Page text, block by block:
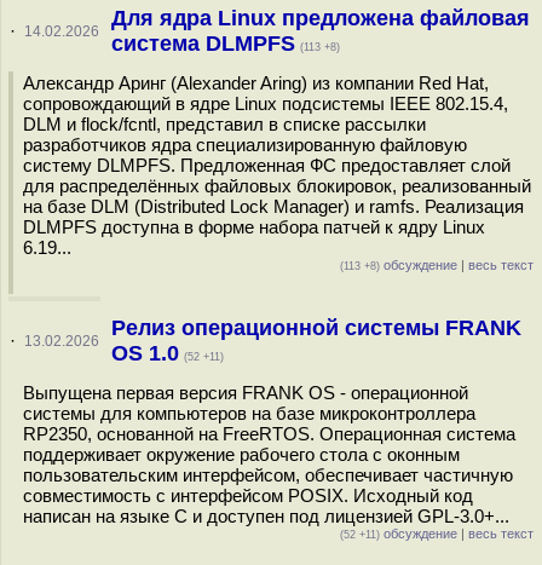
· 14.02.2026
Для ядра Linux предложена файловая
система DLMPFS (113 +8)
Александр Аринг (Alexander Aring) из компании Red Hat,
сопровождающий в ядре Linux подсистемы IEEE 802.15.4,
DLM и flock/fcntl, представил в списке рассылки
разработчиков ядра специализированную файловую
систему DLMPFS. Предложенная ФС предоставляет слой
для распределённых файловых блокировок, реализованный
на базе DLM (Distributed Lock Manager) и ramfs. Реализация
DLMPFS доступна в форме набора патчей к ядру Linux
6.19...
(113 +8) обсуждение | весь текст
· 13.02.2026
Релиз операционной системы FRANK
OS 1.0 (52 +11)
Выпущена первая версия FRANK OS - операционной
системы для компьютеров на базе микроконтроллера
RP2350, основанной на FreeRTOS. Операционная система
поддерживает окружение рабочего стола с оконным
пользовательским интерфейсом, обеспечивает частичную
совместимость с интерфейсом POSIX. Исходный код
написан на языке C и доступен под лицензией GPL-3.0+...
(52 +11) обсуждение | весь текст